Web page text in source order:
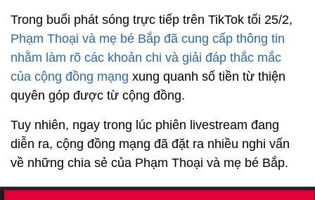
Trong buổi phát sóng trực tiếp trên TikTok tối 25/2,
Phạm Thoại và mẹ bé Bắp đã cung cấp thông tin
nhằm làm rõ các khoản chi và giải đáp thắc mắc
của cộng đồng mạng xung quanh số tiền từ thiện
quyên góp được từ cộng đồng.
Tuy nhiên, ngay trong lúc phiên livestream đang
diễn ra, cộng đồng mạng đã đặt ra nhiều nghi vấn
về những chia sẻ của Phạm Thoại và mẹ bé Bắp.